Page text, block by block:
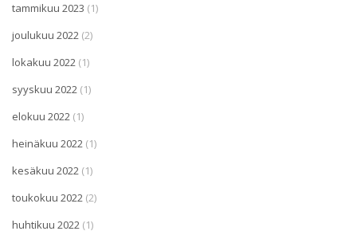
tammikuu 2023 (1)
joulukuu 2022 (2)
lokakuu 2022 (1)
syyskuu 2022 (1)
elokuu 2022 (1)
heinäkuu 2022 (1)
kesäkuu 2022 (1)
toukokuu 2022 (2)
huhtikuu 2022 (1)